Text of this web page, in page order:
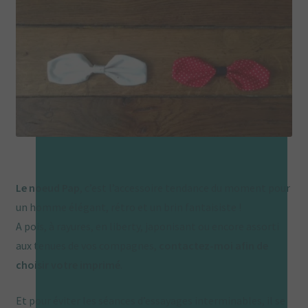
Love Nani Iro et jolis tissus
Le noeud Pap
, c’est l’accessoire tendance du moment pour
un homme élégant, rétro et un brin fantaisiste !
A pois, à rayures, en liberty, japonisant ou encore assorti
aux tenues de vos compagnes,
choisir votre imprimé
Et pour éviter les séances d’essayages interminables, il se